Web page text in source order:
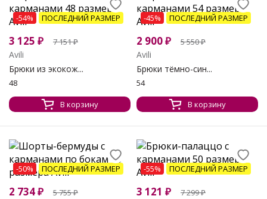
-54% ПОСЛЕДНИЙ РАЗМЕР
3 125 ₽ 7 151₽
Avili
Брюки из экокож...
48
В корзину
-45% ПОСЛЕДНИЙ РАЗМЕР
2 900₽ 5 550₽
Avili
Брюки тёмно-син...
54
В корзину
-50% ПОСЛЕДНИЙ РАЗМЕР
2 734₽ 5 755₽
-55% ПОСЛЕДНИЙ РАЗМЕР
3 121 ₽ 7 299₽